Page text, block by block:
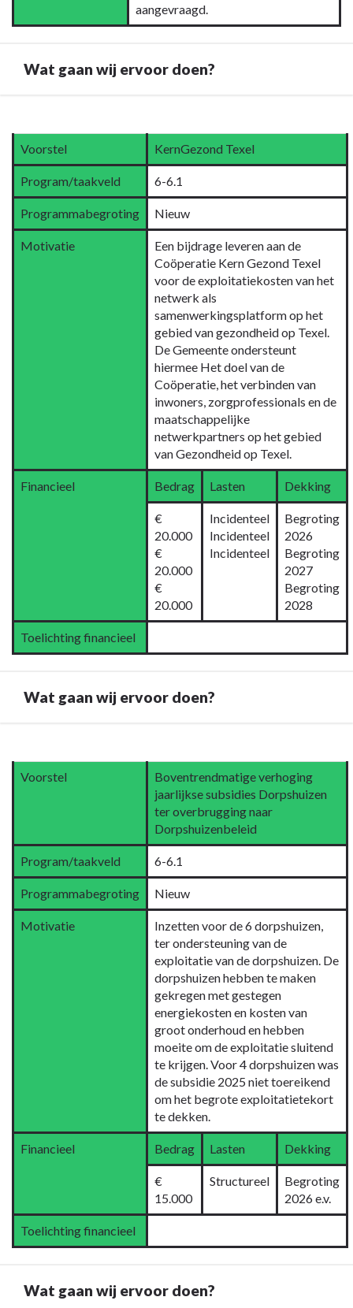
aangevraagd.
Wat gaan wij ervoor doen?
naar
navigatie
6.1
Samenkracht
burgerparticipatie
Voorstel KernGezond Texel
Program/taakveld 6-6.1
Programmabegroting Nieuw
Motivatie
Een bijdrage leveren aan de
Coöperatie Kern Gezond Texel
voor de exploitatiekosten van het
netwerk als
samenwerkingsplatform op het
gebied van gezondheid op Texel.
De Gemeente ondersteunt
hiermee Het doel van de
Coöperatie, het verbinden van
inwoners, zorgprofessionals en de
maatschappelijke
netwerkpartners op het gebied
van Gezondheid op Texel.
Financieel Bedrag Lasten Dekking
€
20.000
€
20.000
€
20.000
Incidenteel
Incidenteel
Incidenteel
Begroting
2026
Begroting
2027
Begroting
2028
Toelichting financieel
Wat gaan wij ervoor doen?
naar
navigatie
Samenkracht
burgerparticipatie
Wat
gaan
Voorstel
Boventrendmatige verhoging
jaarlijkse subsidies Dorpshuizen
ter overbrugging naar
Dorpshuizenbeleid
Program/taakveld 6-6.1
Programmabegroting Nieuw
Motivatie
Inzetten voor de 6 dorpshuizen,
ter ondersteuning van de
exploitatie van de dorpshuizen. De
dorpshuizen hebben te maken
gekregen met gestegen
energiekosten en kosten van
groot onderhoud en hebben
moeite om de exploitatie sluitend
te krijgen. Voor 4 dorpshuizen was
de subsidie 2025 niet toereikend
om het begrote exploitatietekort
te dekken.
Financieel Bedrag Lasten Dekking
€
15.000
Structureel
Begroting
2026 e.v.
Toelichting financieel
Wat gaan wij ervoor doen?